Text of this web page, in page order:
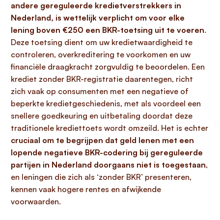
andere gereguleerde kredietverstrekkers in
Nederland, is wettelijk verplicht om voor elke
lening boven €250 een BKR-toetsing uit te voeren.
Deze toetsing dient om uw kredietwaardigheid te
controleren, overkreditering te voorkomen en uw
financiële draagkracht zorgvuldig te beoordelen. Een
krediet zonder BKR-registratie daarentegen, richt
zich vaak op consumenten met een negatieve of
beperkte kredietgeschiedenis, met als voordeel een
snellere goedkeuring en uitbetaling doordat deze
traditionele krediettoets wordt omzeild. Het is echter
cruciaal om te begrijpen dat geld lenen met een
lopende negatieve BKR-codering bij gereguleerde
partijen in Nederland doorgaans niet is toegestaan,
en leningen die zich als ‘zonder BKR’ presenteren,
kennen vaak hogere rentes en afwijkende
voorwaarden.